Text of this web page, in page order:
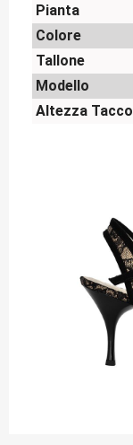
Pianta
Colore
Tallone
Modello
Altezza Tacco